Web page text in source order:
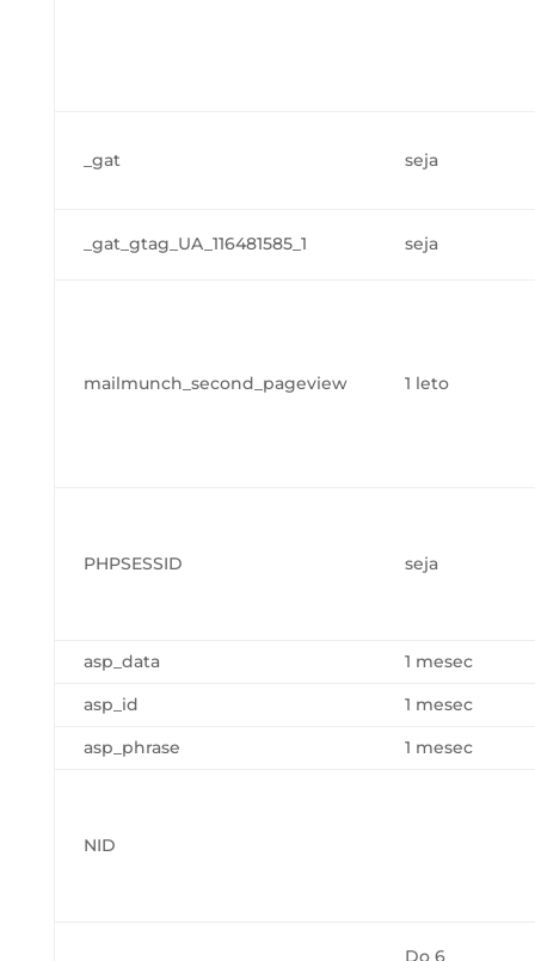
_gat seja
_gat_gtag_UA_116481585_1 seja
mailmunch_second_pageview 1 leto
PHPSESSID seja
asp_data
1 mesec
asp_id
1 mesec
asp_phrase
1 mesec
NID
Do 6